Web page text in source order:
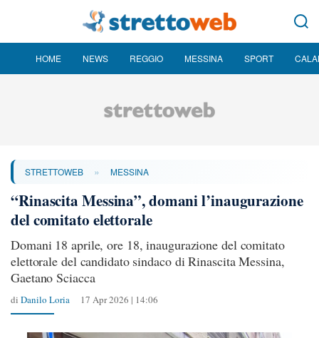
HOME NEWS REGGIO MESSINA SPORT
STRETTOWEB » MESSINA
“Rinascita Messina”, domani l’inaugurazione
del comitato elettorale
Domani 18 aprile, ore 18, inaugurazione del comitato
elettorale del candidato sindaco di Rinascita Messina,
Gaetano Sciacca
di Danilo Loria 17 Apr 2026 | 14:06